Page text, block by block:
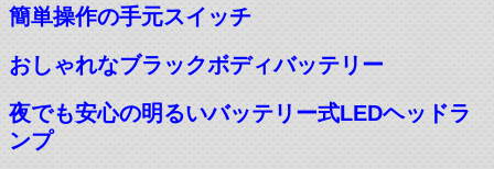
簡単操作の手元スイッチ
おしゃれなブラックボディバッテリー
夜でも安心の明るいバッテリー式LEDヘッドラ
ンプ